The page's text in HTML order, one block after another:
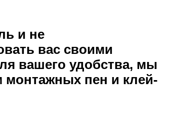
и не
вас своими
вашего удобства, мы
монтажных пен и клей-